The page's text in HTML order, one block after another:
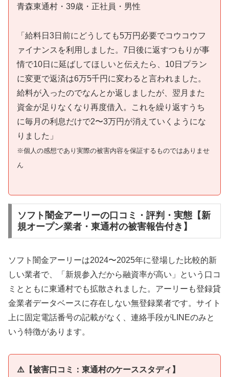
青森東通村・39歳・正社員・男性
「給料日3日前にどうしても5万円必要でコウコウフ
ァイナンスを利用しました。7日後に返すつもりが事
情で10日に延ばしてほしいと伝えたら、10日プラン
に変更で返済は6万5千円に変わると言われました。
給料が入ったのでなんとか返しましたが、翌月また
資金が足りなくなり再度借入。これを繰り返すうち
に毎月の利息だけで2〜3万円が消えていくようにな
りました」
※個人の感想であり実際の被害内容を保証するものではありませ
ん
ソフト闇金アーリーの口コミ・評判・実態【新
規オープン業者・東通村の被害報告付き】
ソフト闇金アーリーは2024〜2025年に登場した比較的新
しい業者で、「新規参入だから融資率が高い」という口コ
ミとともに東通村でも拡散されました。アーリーも登録貸
金業者データベースに存在しない無登録業者です。サイト
上に固定電話番号の記載がなく、連絡手段がLINEのみと
いう特徴があります。
⚠️【被害口コミ：東通村のケーススタディ】